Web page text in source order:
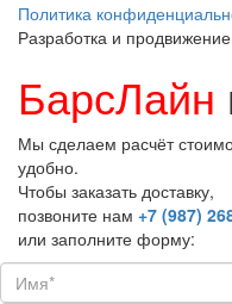
Политика
Разработка и продвижение
БарсЛайн
Мы сделаем расчёт
удобно.
Чтобы заказать доставку,
позвоните нам +7 (987)
или заполните форму: